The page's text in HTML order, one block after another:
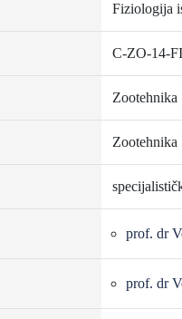
Fiziologija
C-ZO-14-
Zootehnika
Zootehnika
prof. dr
prof. dr